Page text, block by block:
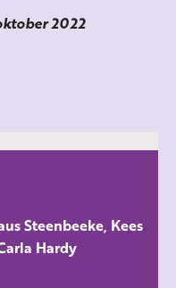
2022
Steenbeeke, Kees
Hardy